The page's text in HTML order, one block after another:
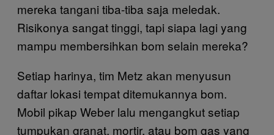
mereka tangani tiba-tiba saja meledak.
Risikonya sangat tinggi, tapi siapa lagi yang
mampu membersihkan bom selain mereka?
Setiap harinya, tim Metz akan menyusun
daftar lokasi tempat ditemukannya bom.
Mobil pikap Weber lalu mengangkut setiap
tumpukan granat, mortir, atau bom gas yang